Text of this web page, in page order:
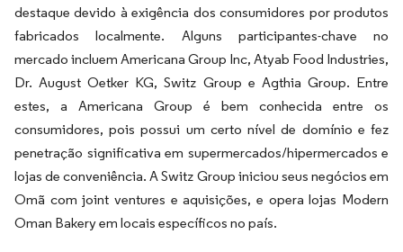
destaque devido à exigência dos consumidores por produtos
fabricados localmente. Alguns participantes-chave no
mercado incluem Americana Group Inc, Atyab Food Industries,
Dr. August Oetker KG, Switz Group e Agthia Group. Entre
estes, a Americana Group é bem conhecida entre os
consumidores, pois possui um certo nível de domínio e fez
penetração significativa em supermercados/hipermercados e
lojas de conveniência. A Switz Group iniciou seus negócios em
Omã com joint ventures e aquisições, e opera lojas Modern
Oman Bakery em locais específicos no país.